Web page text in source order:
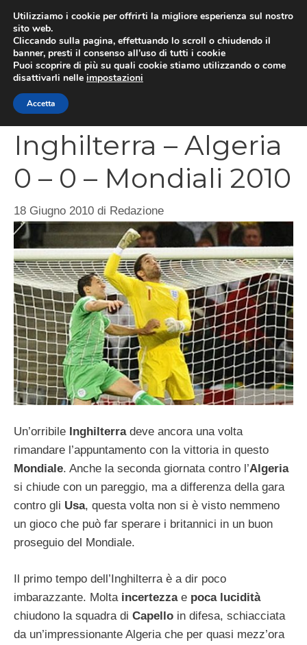
contenuto
Inghilterra – Algeria
0 – 0 – Mondiali 2010
18 Giugno 2010 di Redazione
Un’orribile Inghilterra deve ancora una volta
rimandare l’appuntamento con la vittoria in questo
Mondiale. Anche la seconda giornata contro l’Algeria
si chiude con un pareggio, ma a differenza della gara
contro gli Usa, questa volta non si è visto nemmeno
un gioco che può far sperare i britannici in un buon
proseguio del Mondiale.
Il primo tempo dell’Inghilterra è a dir poco
imbarazzante. Molta incertezza e poca lucidità
chiudono la squadra di Capello in difesa, schiacciata
da un’impressionante Algeria che per quasi mezz’ora
Utilizziamo i cookie per offrirti la migliore esperienza sul nostro
sito web.
Cliccando sulla pagina, effettuando lo scroll o chiudendo il
banner, presti il consenso all’uso di tutti i cookie
Puoi scoprire di più su quali cookie stiamo utilizzando o come
disattivarli nelle impostazioni
Accetta